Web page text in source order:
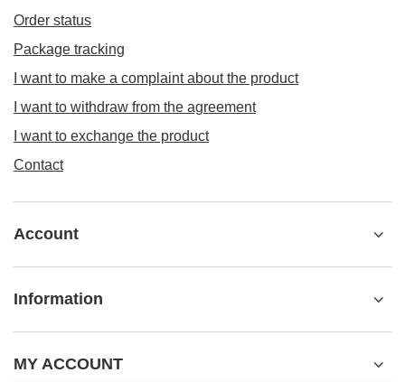
Order status
Package tracking
I want to make a complaint about the product
I want to withdraw from the agreement
I want to exchange the product
Contact
Account
Information
MY ACCOUNT